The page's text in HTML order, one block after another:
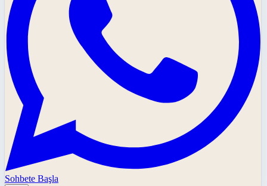
Sohbete Başla